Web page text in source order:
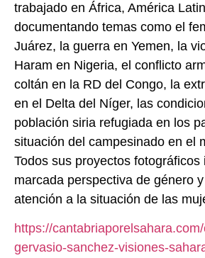
trabajado en África, América
documentando temas como el
Juárez, la guerra en Yemen, la
Haram en Nigeria, el conflicto
coltán en la RD del Congo, la
en el Delta del Níger, las
población siria refugiada en los
situación del campesinado en el
Todos sus proyectos fotográficos
marcada perspectiva de género
atención a la situación de las
https://
gervasio-sanchez-visiones-